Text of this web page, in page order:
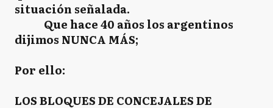
situación señalada.
Que hace 40 años los argentinos
dijimos NUNCA MÁS;
Por ello:
LOS BLOQUES DE CONCEJALES DE